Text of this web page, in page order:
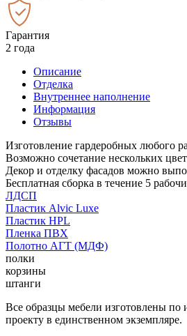
Гарантия
2 года
Описание
Отделка
Внутреннее наполнение
Информация
Отзывы
Изготовление гардеробных любого
Возможно сочетание нескольких
Декор и отделку фасадов можно
Бесплатная сборка в течение 5
ЛДСП
Пластик Alvic Luxe
Пластик HPL
Пленка ПВХ
Полотно АГТ (МДФ)
полки
корзины
штанги
Все образцы мебели изготовлены по
проекту в единственном экземпляре.